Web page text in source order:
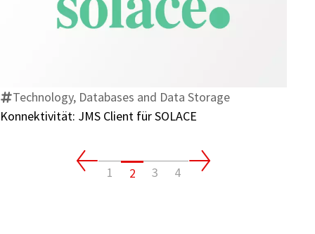
Konnektivität:
JMS
SOLACE
Technology, Databases and Data Storage
Konnektivität: JMS Client für SOLACE
1 2 3 4